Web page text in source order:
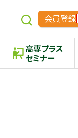
会員登録
高専プラス
セミナー